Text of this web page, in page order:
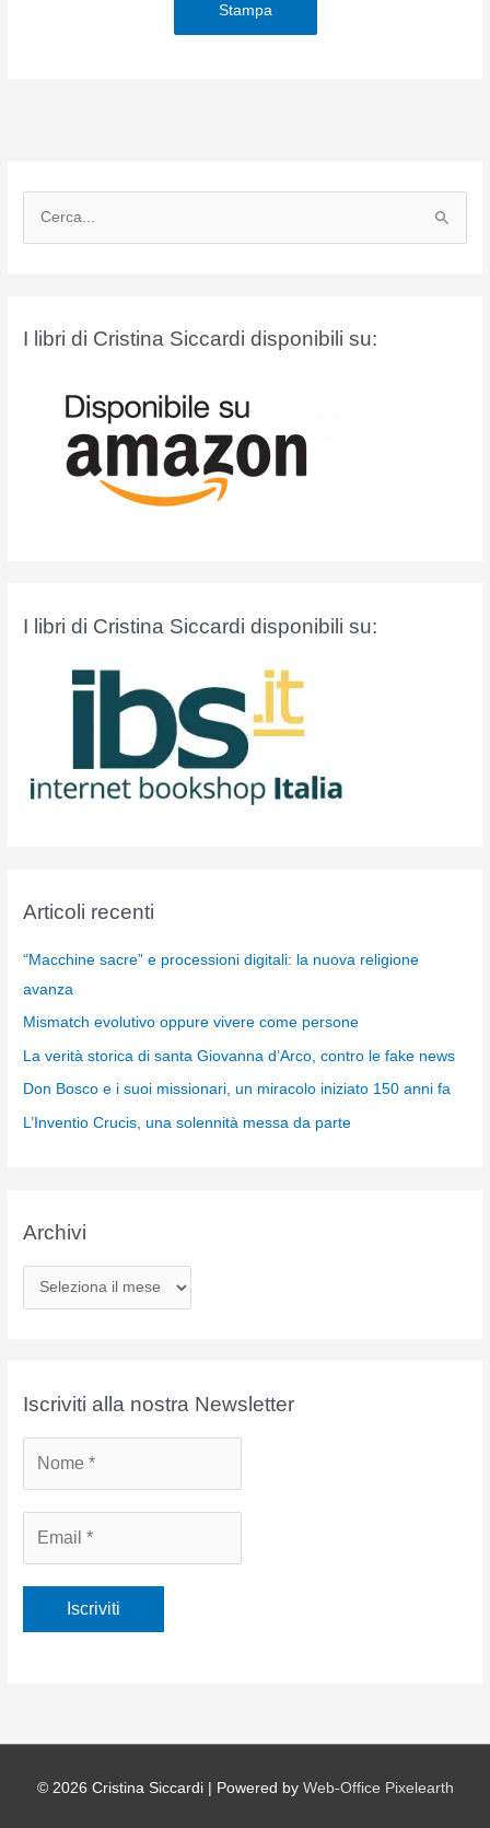
Stampa
I libri di Cristina Siccardi disponibili su:
I libri di Cristina Siccardi disponibili su:
Articoli recenti
“Macchine sacre” e processioni digitali: la nuova religione
avanza
Mismatch evolutivo oppure vivere come persone
La verità storica di santa Giovanna d’Arco, contro le fake news
Don Bosco e i suoi missionari, un miracolo iniziato 150 anni fa
L’Inventio Crucis, una solennità messa da parte
Archivi
r
iIscriviti alla nostra Newsletter
© 2026 Cristina Siccardi| Powered by Web-Office Pixelearth